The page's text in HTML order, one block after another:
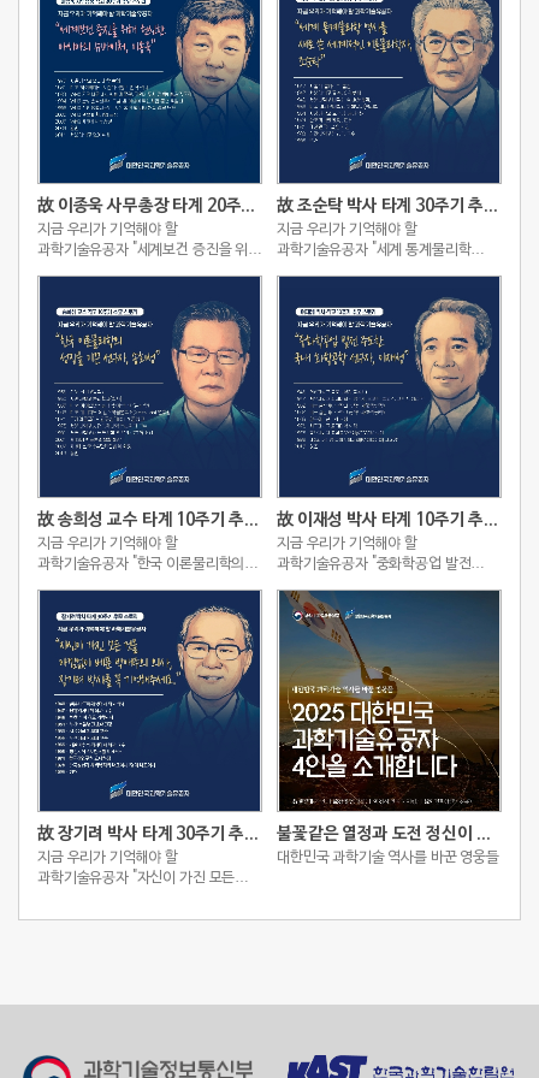
故 이종욱 사무총장 타계 20주기 추모 스토리
지금 우리가 기억해야 할
과학기술유공자 "세계보건 증진을 위해
故 조순탁 박사 타계 30주기 추모 스토리
지금 우리가 기억해야 할
과학기술유공자 "세계 통계물리학
故 송희성 교수 타계 10주기 추모 스토리
지금 우리가 기억해야 할
과학기술유공자 "한국 이론물리학의
故 이재성 박사 타계 10주기 추모 스토리
지금 우리가 기억해야 할
과학기술유공자 "중화학공업 발전
故 장기려 박사 타계 30주기 추모 스토리
지금 우리가 기억해야 할
과학기술유공자 "자신이 가진 모든
장기려 박사를 꼭 기억해주세요."
불꽃같은 열정과 도전 정신이 빚어낸 2025 대한민국 과학기술유공자 4인
대한민국 과학기술 역사를 바꾼 영웅들